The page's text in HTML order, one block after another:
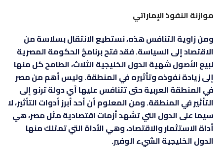
موازنة النفوذ الإماراتي
ومن زاوية التنافس هذه، نستطيع الانتقال بسلاسة من
الاقتصاد إلى السياسة. فقد فتح برنامجُ الحكومة المصرية
لبيع الأصول شهيةَ الدول الخليجية الثلاث، الطامح كل منها
إلى زيادة نفوذه وتأثيره في المنطقة. وليس أهم من مصر
في المنطقة العربية حتى تتنافس عليها أي دولة ترنو إلى
التأثير في المنطقة. ومن المعلوم أن أحد أبرز أدوات التأثير، لا
سيما على الدول التي تشهد أزمات اقتصادية مثل مصر، هي
أداة الاستثمار والاقتصاد، وهي الأداة التي تمتلك منها
الدول الخليجية الشيء الوفير.